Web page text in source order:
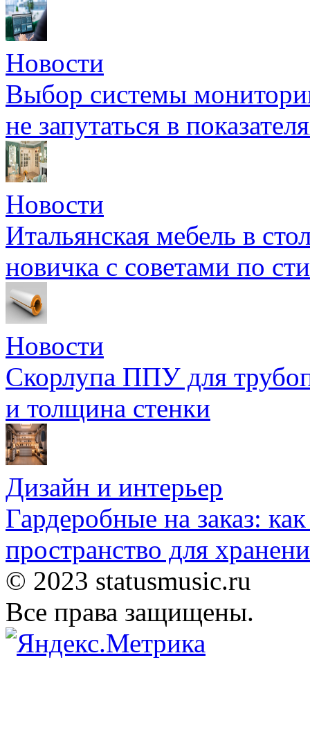
Новости
Выбор системы
не запутаться в
Новости
Итальянская мебель в
новичка с советами по
Новости
Скорлупа ППУ для
и толщина стенки
Дизайн и интерьер
Гардеробные на заказ:
пространство для
© 2023 statusmusic.ru
Все права защищены.